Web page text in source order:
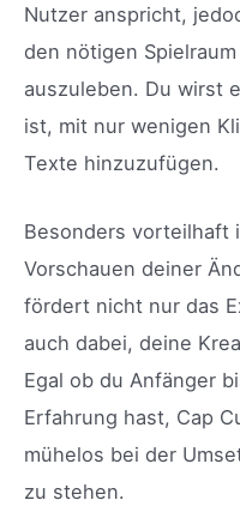
Nutzer anspricht,
den nötigen
auszuleben. Du wirst
ist, mit nur wenigen
Texte hinzuzufügen.
Besonders vorteilhaft
Vorschauen deiner
fördert nicht nur das
auch dabei, deine
Egal ob du Anfänger
Erfahrung hast, Cap
mühelos bei der
zu stehen.